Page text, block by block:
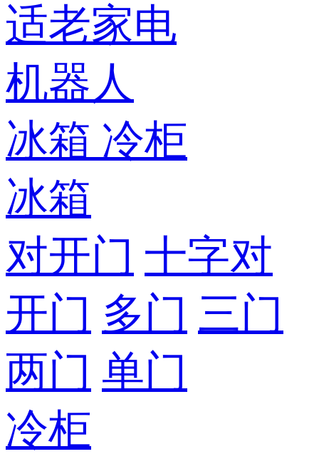
适老家电
机器人
冰箱 冷柜
冰箱
对开门 十字对
开门 多门 三门
两门 单门
冷柜